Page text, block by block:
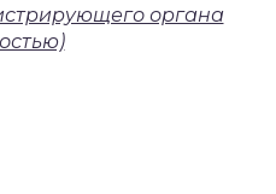
органа